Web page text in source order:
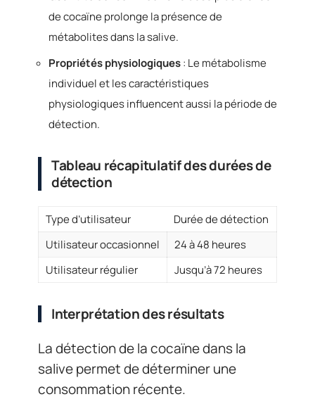
de cocaïne prolonge la présence de
métabolites dans la salive.
Propriétés physiologiques: Le métabolisme
individuel et les caractéristiques
physiologiques influencent aussi la période de
détection.
Tableau récapitulatif des durées de
détection
Type d’utilisateur
Durée de détection
Utilisateur occasionnel
24 à 48 heures
Utilisateur régulier
Jusqu’à 72 heures
Interprétation des résultats
La détection de la cocaïne dans la
salive permet de déterminer une
consommation récente.